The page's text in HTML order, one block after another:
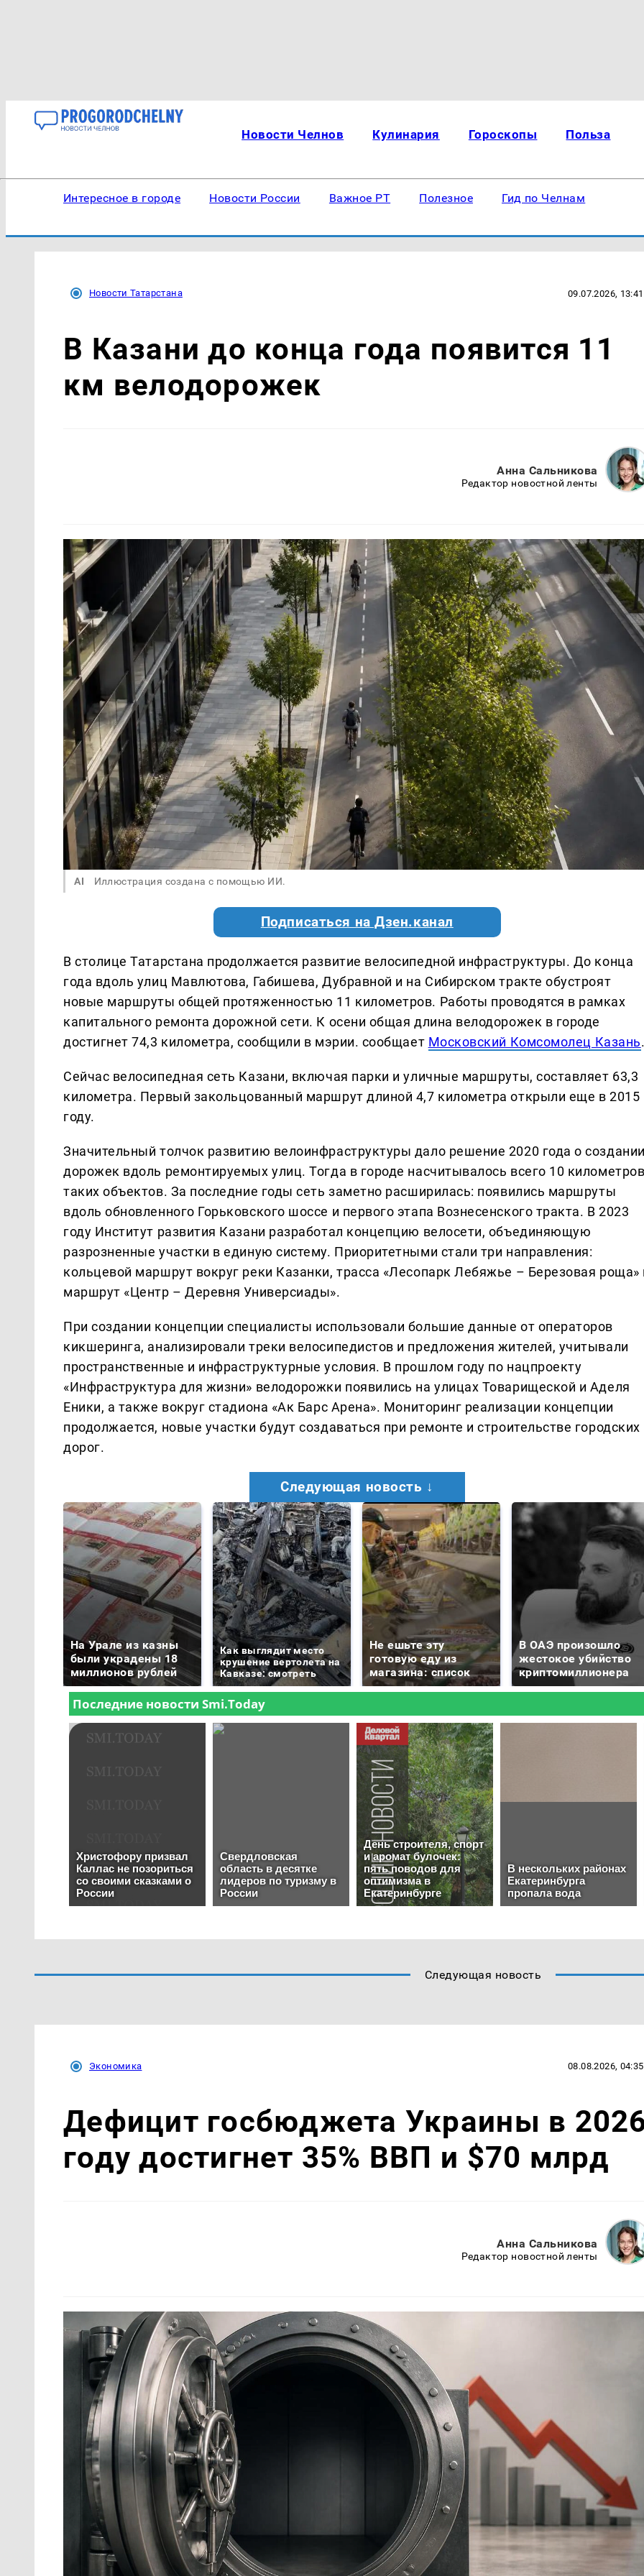
Новости Челнов Кулинария Гороскопы Польза
Интересное в городе Новости России Важное РТ Полезное Гид по Челнам
Новости Татарстана 09.07.2026, 13:41
В Казани до конца года появится 11
км велодорожек
Анна Сальникова
Редактор новостной ленты
AI Иллюстрация создана с помощью ИИ.
Подписаться на Дзен.канал
В столице Татарстана продолжается развитие велосипедной инфраструктуры. До конца
года вдоль улиц Мавлютова, Габишева, Дубравной и на Сибирском тракте обустроят
новые маршруты общей протяженностью 11 километров. Работы проводятся в рамках
капитального ремонта дорожной сети. К осени общая длина велодорожек в городе
достигнет 74,3 километра, сообщили в мэрии. сообщает Московский Комсомолец Казань.
Сейчас велосипедная сеть Казани, включая парки и уличные маршруты, составляет 63,3
километра. Первый закольцованный маршрут длиной 4,7 километра открыли еще в 2015
году.
Значительный толчок развитию велоинфраструктуры дало решение 2020 года о создании
дорожек вдоль ремонтируемых улиц. Тогда в городе насчитывалось всего 10 километров
таких объектов. За последние годы сеть заметно расширилась: появились маршруты
вдоль обновленного Горьковского шоссе и первого этапа Вознесенского тракта. В 2023
году Институт развития Казани разработал концепцию велосети, объединяющую
разрозненные участки в единую систему. Приоритетными стали три направления:
кольцевой маршрут вокруг реки Казанки, трасса «Лесопарк Лебяжье – Березовая роща»
маршрут «Центр – Деревня Универсиады».
При создании концепции специалисты использовали большие данные от операторов
кикшеринга, анализировали треки велосипедистов и предложения жителей, учитывали
пространственные и инфраструктурные условия. В прошлом году по нацпроекту
«Инфраструктура для жизни» велодорожки появились на улицах Товарищеской и Аделя
Еники, а также вокруг стадиона «Ак Барс Арена». Мониторинг реализации концепции
продолжается, новые участки будут создаваться при ремонте и строительстве городских
дорог.
Следующая новость ↓
На Урале из казны
были украдены 18
миллионов рублей
Как выглядит место
крушение вертолета на
Кавказе: смотреть
Не ешьте эту
готовую еду из
магазина: список
В ОАЭ произошло
жестокое убийство
криптомиллионера
Следующая новость
Экономика 08.08.2026, 04:35
Дефицит госбюджета Украины в
году достигнет 35% ВВП и $70 млрд
Анна Сальникова
Редактор новостной ленты